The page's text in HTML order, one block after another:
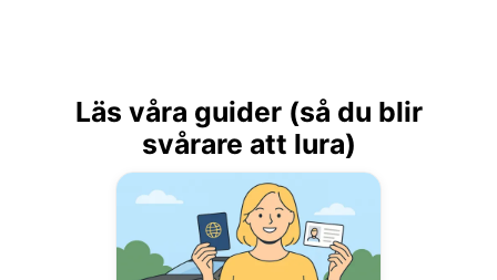
Läs våra guider (så du blir
svårare att lura)